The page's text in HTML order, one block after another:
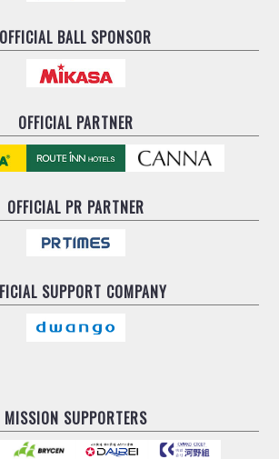
OFFICIAL BALL SPONSOR
OFFICIAL PARTNER
OFFICIALPR PARTNER
SUPPORT COMPANY
MISSION SUPPORTERS